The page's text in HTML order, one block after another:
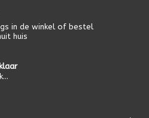
in de winkel of bestel
huis